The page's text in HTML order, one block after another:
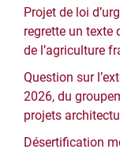
Projet de loi
regrette un texte
de l’agriculture
Question sur
2026, du
projets
Désertification